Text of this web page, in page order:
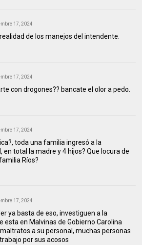
17, 2024
de los manejos del intendente.
17, 2024
con drogones?? bancate el olor a pedo.
17, 2024
toda una familia ingresó a la
en total la madre y 4 hijos? Que locura de
Ríos?
17, 2024
ya basta de eso, investiguen a la
esta en Malvinas de Gobierno Carolina
a su personal, muchas personas
por sus acosos